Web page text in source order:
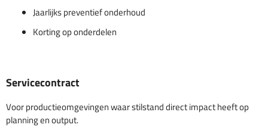
Jaarlijks preventief onderhoud
Korting op onderdelen
Servicecontract
Voor productieomgevingen waar stilstand direct impact heeft op
planning en output.